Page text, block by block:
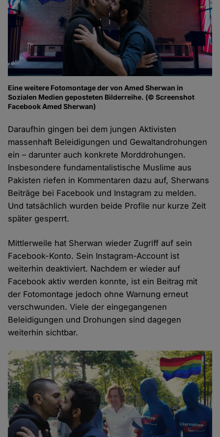
Eine weitere Fotomontage der von Amed Sherwan in
Sozialen Medien geposteten Bilderreihe. (© Screenshot
Facebook Amed Sherwan)
Daraufhin gingen bei dem jungen Aktivisten
massenhaft Beleidigungen und Gewaltandrohungen
ein – darunter auch konkrete Morddrohungen.
Insbesondere fundamentalistische Muslime aus
Pakisten riefen in Kommentaren dazu auf, Sherwans
Beiträge bei Facebook und Instagram zu melden.
Und tatsächlich wurden beide Profile nur kurze Zeit
später gesperrt.
Mittlerweile hat Sherwan wieder Zugriff auf sein
Facebook-Konto. Sein Instagram-Account ist
weiterhin deaktiviert. Nachdem er wieder auf
Facebook aktiv werden konnte, ist ein Beitrag mit
der Fotomontage jedoch ohne Warnung erneut
verschwunden. Viele der eingegangenen
Beleidigungen und Drohungen sind dagegen
weiterhin sichtbar.